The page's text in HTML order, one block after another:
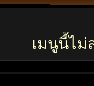
เมนูนี้ไม่